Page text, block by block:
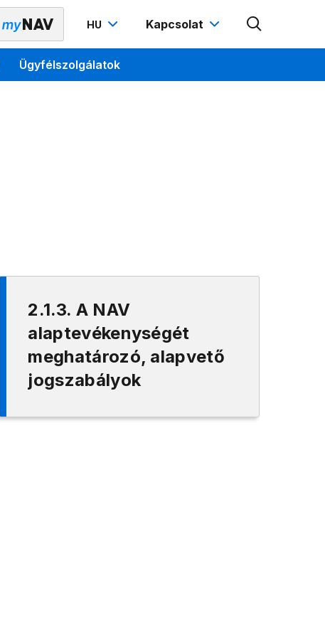
HU Kapcsolat
Ügyfélszolgálatok
2.1.3. A NAV
alaptevékenységét
meghatározó, alapvető
jogszabályok